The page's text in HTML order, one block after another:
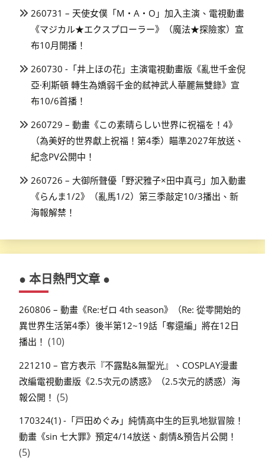
260731 – 天使女僕「M・A・O」加入主演、電視動畫
《マジカル★エクスプローラー》（魔法★探險家）宣
布10月開播！
260730 -「井上ほの花」主演電視動畫版《亂世千金倪
亞·利斯頓 轉生為嬌弱千金的弒神武人華麗無雙錄》宣
布10/6首播！
260729 – 動畫《この素晴らしい世界に祝福を！4》
（為美好的世界獻上祝福！第4季）瞄準2027年放送、
紀念PV公開中！
260726 – 大御所聲優「野沢雅子×田中真弓」加入動畫
《らんま1/2》（亂馬1/2）第三季敲定10/3播出、新
海報解禁！
● 本日熱門文章 ●
260806 – 動畫《Re:ゼロ 4th season》（Re: 從零開始的
異世界生活第4季）後半第12~19話「奪還編」將在12日
播出！ (10)
221210 – 官方表示『不露點&無聖光』、COSPLAY漫畫
改編電視動畫版《2.5次元の誘惑》（2.5次元的誘惑）海
報公開！ (5)
170324(1) -「戸田めぐみ」純情高中生的巨乳地獄冒險！
動畫《sin 七大罪》預定4/14放送、劇情&預告片公開！
(5)